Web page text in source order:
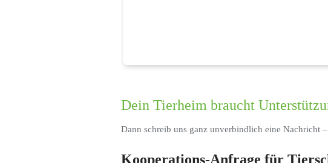
Dein Tierheim braucht
Dann schreib uns ganz unverbindlich eine Nachricht
Kooperations-Anfrage für